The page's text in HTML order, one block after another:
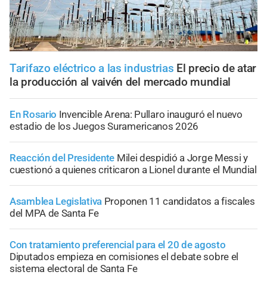
Tarifazo eléctrico a las industrias El precio de atar
la producción al vaivén del mercado mundial
En Rosario Invencible Arena: Pullaro inauguró el nuevo
estadio de los Juegos Suramericanos 2026
Reacción del Presidente Milei despidió a Jorge Messi y
cuestionó a quienes criticaron a Lionel durante el Mundial
Asamblea Legislativa Proponen 11 candidatos a fiscales
del MPA de Santa Fe
Con tratamiento preferencial para el 20 de agosto
Diputados empieza en comisiones el debate sobre el
sistema electoral de Santa Fe